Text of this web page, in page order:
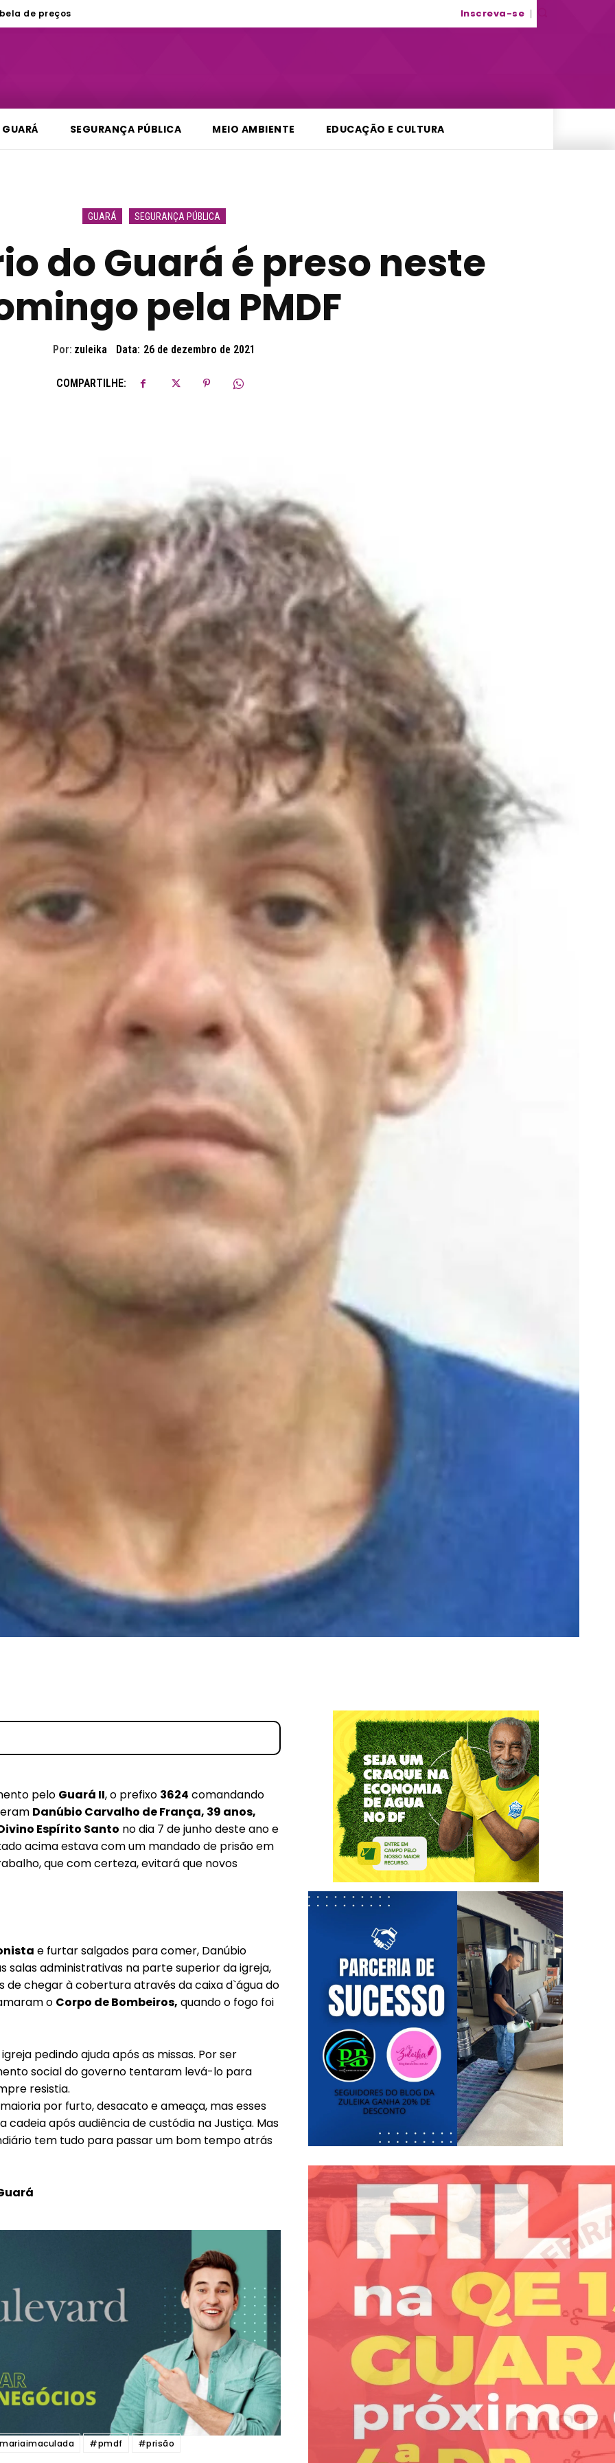
Praesent euismod ac
Ut mollis pellentesque tortor
Donec quis est ac felis
de preços Inscreva-se
GUARÁ SEGURANÇA PÚBLICA MEIO AMBIENTE EDUCAÇÃO E CULTURA
GUARÁ SEGURANÇA PÚBLICA
do Guará é preso neste
pela PMDF
Por: zuleika Data: 26 de dezembro de 2021
COMPARTILHE:
pelo Guará II, o prefixo 3624 comandando
Danúbio Carvalho de França, 39 anos,
Espírito Santo no dia 7 de junho deste ano e
acima estava com um mandado de prisão em
que com certeza, evitará que novos
e furtar salgados para comer, Danúbio
salas administrativas na parte superior da igreja,
de chegar à cobertura através da caixa d`água do
o Corpo de Bombeiros, quando o fogo foi
pedindo ajuda após as missas. Por ser
social do governo tentaram levá-lo para
resistia.
por furto, desacato e ameaça, mas esses
após audiência de custódia na Justiça. Mas
tem tudo para passar um bom tempo atrás
#pmdf #prisão